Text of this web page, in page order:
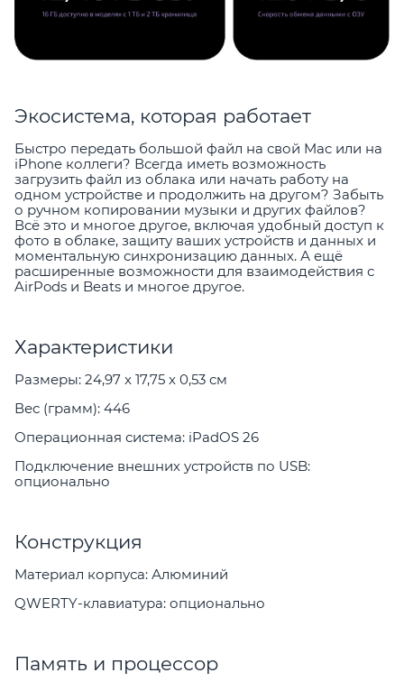
Экосистема, которая работает
Быстро передать большой файл на свой Mac или на
iPhone коллеги? Всегда иметь возможность
загрузить файл из облака или начать работу на
одном устройстве и продолжить на другом? Забыть
о ручном копировании музыки и других файлов?
Всё это и многое другое, включая удобный доступ к
фото в облаке, защиту ваших устройств и данных и
моментальную синхронизацию данных. А ещё
расширенные возможности для взаимодействия с
AirPods и Beats и многое другое.
Характеристики
Размеры: 24,97 x 17,75 x 0,53 см
Вес (грамм): 446
Операционная система: iPadOS 26
Подключение внешних устройств по USB:
опционально
Конструкция
Материал корпуса: Алюминий
QWERTY-клавиатура: опционально
Память и процессор